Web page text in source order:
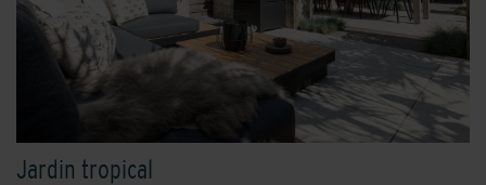
Jardin tropical